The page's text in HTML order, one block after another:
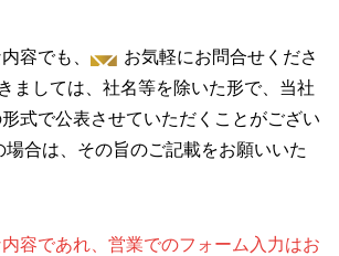
容でも、
お気軽にお問合せくださ
ましては、社名等を除いた形で、当社
式で公表させていただくことがござい
場合は、その旨のご記載をお願いいた
容であれ、営業でのフォーム入力はお